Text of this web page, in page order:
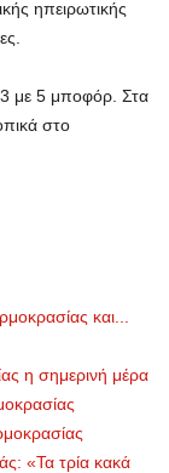
ηπειρωτικής
3 με 5 μποφόρ. Στα
στο
και...
η σημερινή μέρα
«Τα τρία κακά